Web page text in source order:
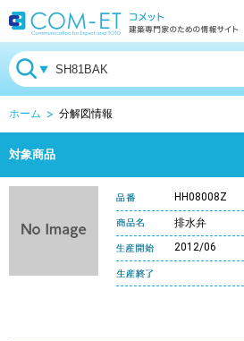
ホーム 分解図情報
対象商品
HH08008Z
排水弁
2012/06